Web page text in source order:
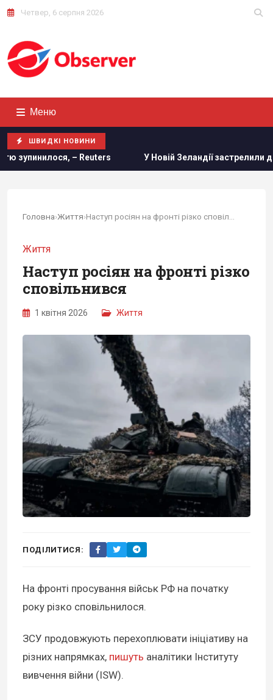
Четвер, 6 серпня 2026
Меню
ШВИДКІ НОВИНИ
У Новій Зеландії застрелили дикого кота, який роками
Головна›Життя›
Життя
Наступ росіян на фронті різко
сповільнився
1 квітня 2026 Життя
ПОДІЛИТИСЯ:
На фронті просування військ РФ на початку
року різко сповільнилося.
ЗСУ продовжують перехоплювати ініціативу на
різних напрямках, пишуть аналітики Інституту
вивчення війни (ISW).